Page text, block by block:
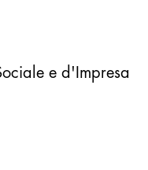
e d'Impresa